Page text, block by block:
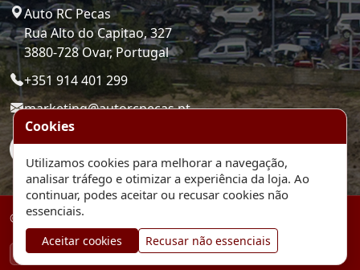
Auto RC Pecas
Rua Alto do Capitao, 327
3880-728 Ovar, Portugal
+351 914 401 299
marketing@autorcpecas.pt
© 2026 Auto RC Pecas. Plataforma de comercio eletronico.
MB MB WAY VISA MASTERCARD TRANSFERENCIA
Cookies
Utilizamos cookies para melhorar a navegação,
analisar tráfego e otimizar a experiência da loja. Ao
continuar, podes aceitar ou recusar cookies não
essenciais.
Aceitar cookies Recusar não essenciais